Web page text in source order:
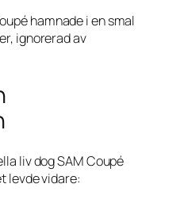
hamnade i en smal
ignorerad av
liv dog SAM Coupé
levde vidare: